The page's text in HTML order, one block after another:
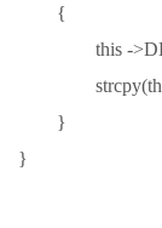
{
this -
strcpy(this -
}
}